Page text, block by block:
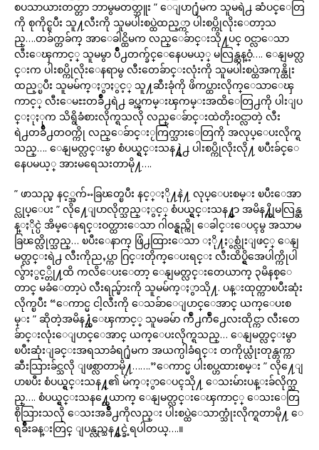
စပသာယားတတ္တာ ဘာမွမတတ္ဘူး ” ေျပာ႐ုံမက သူမရဲ႕ ဆံပင္ေတြ
ကို စုကိုင္ၿပီး သူ႔လီးကို သူမပါးစပ္ထဲထည့္ကာ ပါးစပ္ကိုလိုးေတာ့သ
ည္….တခ်က္တခ်က္ အာေခါင္ထိမက လည္ေခ်ာင္းသို႔ပင္ ဝင္လာေသာ
လီးေၾကာင့္ သူမမွာ ပ်ိဳ႕တက္ခ်င္ေနေပမယ့္ မလြန္ဆန္ဝံ့…. ေနျမတ္လ
င္းက ပါးစပ္ကိုလိုးေနရာမွ လီးတေခ်ာင္းလုံးကို သူမပါးစပ္ထဲအကုန္ထိုး
ထည့္ၿပီး သူမမ်က္ႏွာႏွင့္ သူ႔ဆီးခုံကို ဖိကပ္ထားလိုက္ေသာေၾ
ကာင့္ လီးေမႊးတခ်ိဳ႕ရဲ႕ ခပ္ၾကမ္းၾကမ္းအထိေတြ႕ကို ပါးျပ
င္ႏုႏုက သိရွိခံစားလိုက္ရသလို လည္ေခ်ာင္းထဲတိုးဝင္လာတဲ့ လီး
ရဲ႕တခ်ိဳ႕တဝက္ကို လည္ေခ်ာင္းႂကြက္သားေတြကို အလုပ္ေပးလိုက္ရ
သည္…. ေနျမတ္လင္းမွာ စံပယ္ရွင္းသန႔္ရဲ႕ ပါးစပ္ကိုလိုးလို႔ ၿပီးခ်င္ေ
နေပမယ့္ အားမရေသးတာမို႔….
” ဖာသည္မ နင့္အက်ႌခြၽတ္ၿပီး နင့္ႏို႔နဲ႔ လုပ္ေပးစမ္း ၿပီးေအာ
င္လုပ္ေပး ” လို႔ေျပာလိုက္သည္ႏွင့္ စံပယ္ရွင္းသန႔္မွာ အမိန႔္ကိုမလြန္ဆ
န္ႏိုင္ပဲ အိမ္ေနရင္းဝတ္ထားေသာ ဂါဝန္ရွည္ကို ေခါင္းေပၚမွ အသာမ
ခြၽတ္လိုက္သည္… ၿပီးေနာက္ ဖြံ႕ထြားေသာ ႏို႔ႏွစ္လုံးျဖင့္ ေနျ
မတ္လင္းရဲ႕ လီးကိုညႇပ္ကာ ဂြင္းတိုက္ေပးရင္း လီးထိပ္ရွိအေပါက္ကိုပါ
လွ်ာႏွင့္တို႔ထိ ကလိေပးေတာ့ ေနျမတ္လင္းတေယာက္ ၃မိနစ္ေ
တာင္ မခံေတာ့ပဲ လီးရည္မ်ားကို သူမမ်က္ႏွာသို႔. ပန္းထုတ္ကာၿပီးဆုံး
လိုက္ၿပီး “ေကာင္မ ငါ့လီးကို ေသခ်ာေျပာင္ေအာင္ ယက္ေပးစ
မ္း ” ဆိုတဲ့အမိန႔္သံေၾကာင့္ သူမခမ်ာ က်ဳံ႕က်ဳံ႕ေလးထိုင္ကာ လီးတေ
ခ်ာင္းလုံးေျပာင္ေအာင္ ယက္ေပးလိုက္ရသည္… ေနျမတ္လင္းမွာ
ၿပီးဆုံးျခင္းအရသာခံရ႐ုံမက အယက္ပါခံရင္း တကိုယ္လုံးတုန္တက္ကာ
ဆီးသြားခ်င္သလို ျဖစ္လာတာမို႔…….”ေကာင္မ ပါးစပ္ဟထားစမ္း ” လို႔ေျ
ပာၿပီး စံပယ္ရွင္းသန႔္၏ မ်က္ႏွာေပၚသို႔ ေသးမ်ားပန္းခ်လိုက္သ
ည္…. စံပယ္ရွင္းသန႔္တေယာက္ ေနျမတ္လင္းေၾကာင့္ ေသးေတြ
စိုသြားသလို ေသးအခ်ိဳ႕ကိုလည္း ပါးစပ္ထဲေသာက္သုံးလိုက္ရတာမို႔ ေ
ရခ်ိဳးခန္းတြင္ ျပန္လည္သန႔္စင္ခဲ့ရပါတယ္….။